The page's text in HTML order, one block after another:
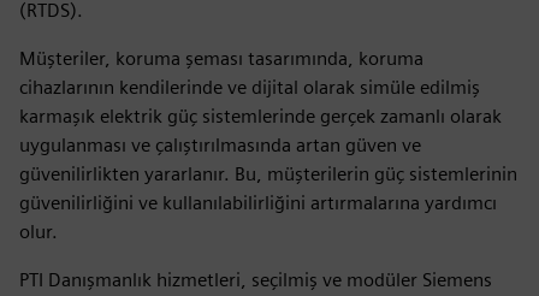
(RTDS).
Müşteriler, koruma şeması tasarımında, koruma
cihazlarının kendilerinde ve dijital olarak simüle edilmiş
karmaşık elektrik güç sistemlerinde gerçek zamanlı olarak
uygulanması ve çalıştırılmasında artan güven ve
güvenilirlikten yararlanır. Bu, müşterilerin güç sistemlerinin
güvenilirliğini ve kullanılabilirliğini artırmalarına yardımcı
olur.
PTI Danışmanlık hizmetleri, seçilmiş ve modüler Siemens